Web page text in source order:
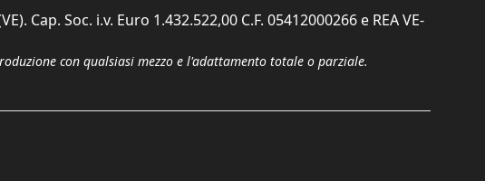
Cap. Soc. i.v. Euro 1.432.522,00 C.F. 05412000266 e REA VE-
con qualsiasi mezzo e l'adattamento totale o parziale.